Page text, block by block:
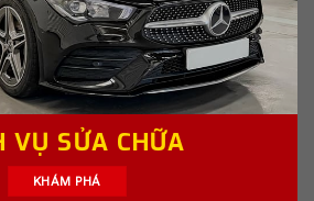
VỤ SỬA CHỮA
KHÁM PHÁ